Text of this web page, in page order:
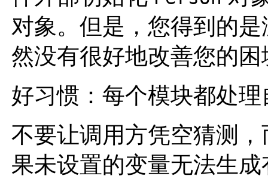
对象。但是，您得到的
然没有很好地改善您的困
好习惯：每个模块都处
不要让调用方凭空猜测
果未设置的变量无法生